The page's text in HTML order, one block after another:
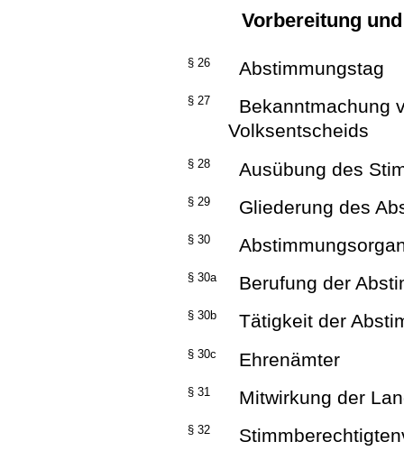
Vorbereitung
§ 26 Abstimmungstag
§ 27
Bekanntmachung
Volksentscheids
§ 28 Ausübung des
§ 29 Gliederung des
§ 30
§ 30a Berufung der
§ 30b Tätigkeit der
§ 30c Ehrenämter
§ 31 Mitwirkung der
§ 32